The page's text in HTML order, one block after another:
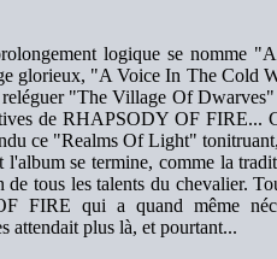
logique se nomme
glorieux, "A Voice In The Cold
reléguer "The Village Of
de RHAPSODY OF FIRE...
ce "Realms Of Light"
se termine, comme la
tous les talents du chevalier.
FIRE qui a quand même
attendait plus là, et pourtant...